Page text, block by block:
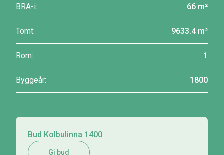
BRA-i: 66 m²
Tomt: 9633.4 m²
Rom: 1
Byggeår: 1800
Bud Kolbulinna 1400
Gi bud